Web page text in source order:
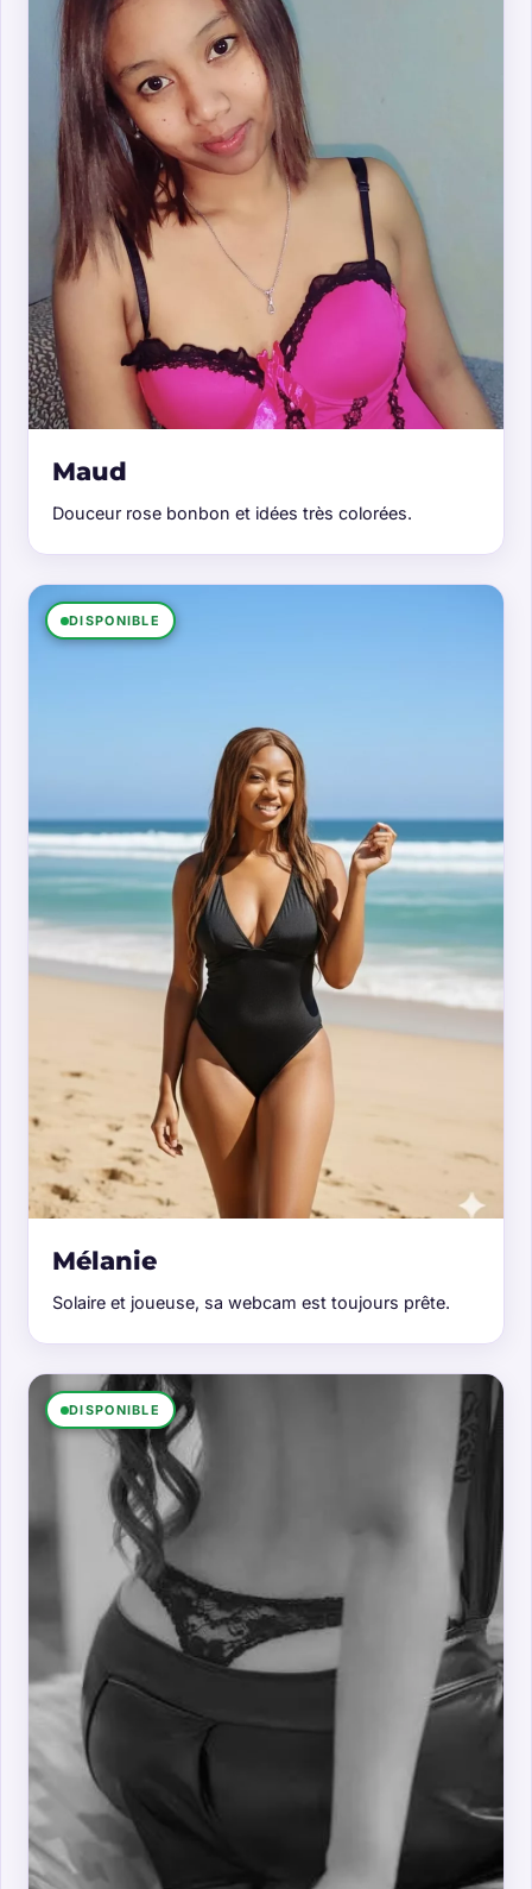
Maud
Douceur rose bonbon et idées très colorées.
DISPONIBLE
Mélanie
Solaire et joueuse, sa webcam est toujours prête.
DISPONIBLE